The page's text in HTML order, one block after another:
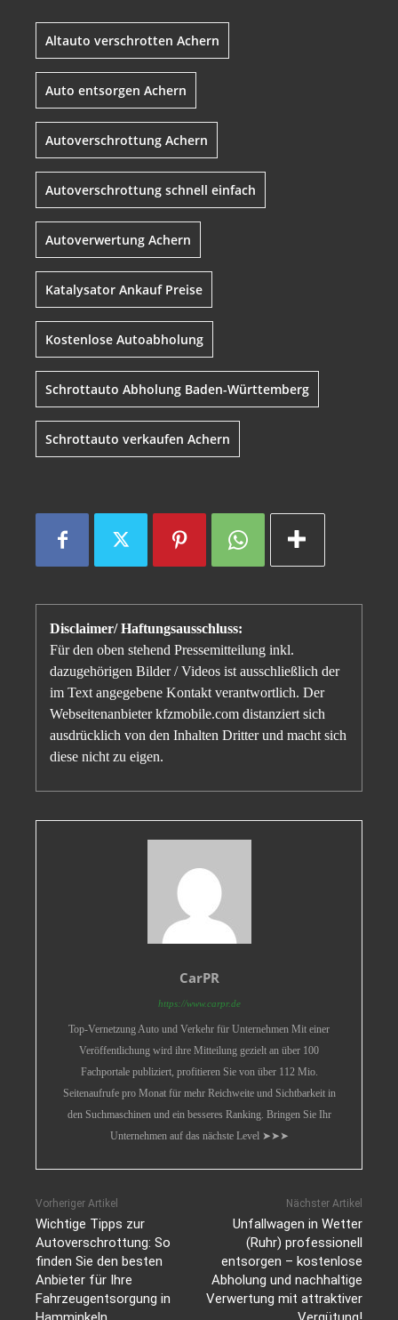
Altauto verschrotten Achern
Auto entsorgen Achern
Autoverschrottung Achern
Autoverschrottung schnell einfach
Autoverwertung Achern
Katalysator Ankauf Preise
Kostenlose Autoabholung
Schrottauto Abholung Baden-Württemberg
Schrottauto verkaufen Achern
Disclaimer/ Haftungsausschluss:
Für den oben stehend Pressemitteilung inkl.
dazugehörigen Bilder / Videos ist ausschließlich der
im Text angegebene Kontakt verantwortlich. Der
Webseitenanbieter kfzmobile.com distanziert sich
ausdrücklich von den Inhalten Dritter und macht sich
diese nicht zu eigen.
CarPR
https://www.carpr.de
Top-Vernetzung Auto und Verkehr für Unternehmen Mit einer
Veröffentlichung wird ihre Mitteilung gezielt an über 100
Fachportale publiziert, profitieren Sie von über 112 Mio.
Seitenaufrufe pro Monat für mehr Reichweite und Sichtbarkeit in
den Suchmaschinen und ein besseres Ranking. Bringen Sie Ihr
Unternehmen auf das nächste Level ➤➤➤
Vorheriger Artikel
Wichtige Tipps zur
Autoverschrottung: So
finden Sie den besten
Anbieter für Ihre
Fahrzeugentsorgung in
Nächster Artikel
Unfallwagen in Wetter
(Ruhr) professionell
entsorgen – kostenlose
Abholung und nachhaltige
Verwertung mit attraktiver